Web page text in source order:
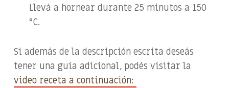
Llevá a hornear durante 25 minutos a 150
°C.
Si además de la descripción escrita deseás
tener una guía adicional, podés visitar la
video receta a continuación: